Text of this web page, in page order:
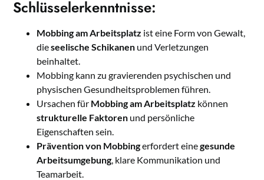
Schlüsselerkenntnisse:
Mobbing am Arbeitsplatz ist eine Form von Gewalt,
dieseelische Schikanen und Verletzungen
beinhaltet.
Mobbing kann zu gravierenden psychischen und
physischen Gesundheitsproblemen führen.
Ursachen für Mobbing am Arbeitsplatz können
strukturelle Faktoren und persönliche
Eigenschaften sein.
Prävention von Mobbingerfordert einegesunde
Arbeitsumgebung, klare Kommunikation und
Teamarbeit.